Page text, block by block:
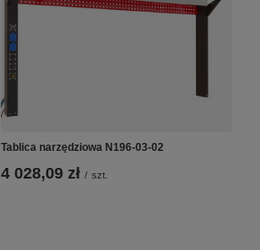
Tablica narzędziowa N196-03-02
4 028,09 zł / szt.